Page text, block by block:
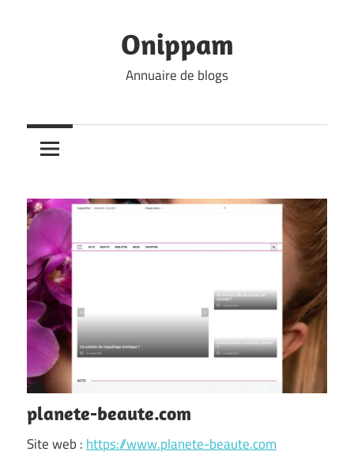
Onippam
Annuaire de blogs
planete-beaute.com
Site web : https://www.planete-beaute.com